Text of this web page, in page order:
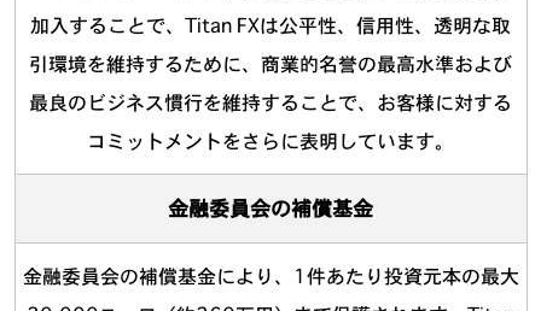
加入することで、Titan FXは公平性、信用性、透明な取
引環境を維持するために、商業的名誉の最高水準および
最良のビジネス慣行を維持することで、お客様に対する
コミットメントをさらに表明しています。
金融委員会の補償基金
金融委員会の補償基金により、1件あたり投資元本の最大